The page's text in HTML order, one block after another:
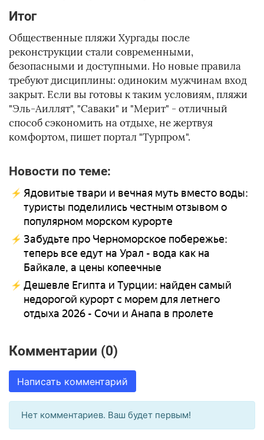
Итог
Общественные пляжи Хургады после
реконструкции стали современными,
безопасными и доступными. Но новые правила
требуют дисциплины: одиноким мужчинам вход
закрыт. Если вы готовы к таким условиям, пляжи
"Эль-Аиллят", "Саваки" и "Мерит" - отличный
способ сэкономить на отдыхе, не жертвуя
комфортом, пишет портал "Турпром".
Новости по теме:
Ядовитые твари и вечная муть вместо воды:
туристы поделились честным отзывом о
популярном морском курорте
Забудьте про Черноморское побережье:
теперь все едут на Урал - вода как на
Байкале, а цены копеечные
Дешевле Египта и Турции: найден самый
недорогой курорт с морем для летнего
отдыха 2026 - Сочи и Анапа в пролете
Комментарии (0)
Написать комментарий
Нет комментариев. Ваш будет первым!